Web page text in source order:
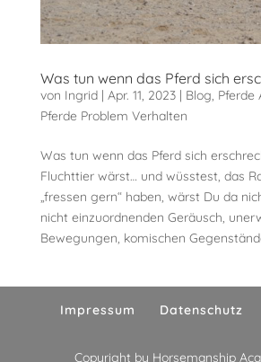
Was tun wenn das Pferd sich
von Ingrid| Apr. 11, 2023| Blog, Pferde
Pferde Problem Verhalten
Was tun wenn das Pferd sich
Fluchttier wärst… und wüsstest, das
„fressen gern“ haben, wärst Du da
nicht einzuordnenden Geräusch,
Bewegungen, komischen
Impressum Datenschutz
Copyright by Horsemanship